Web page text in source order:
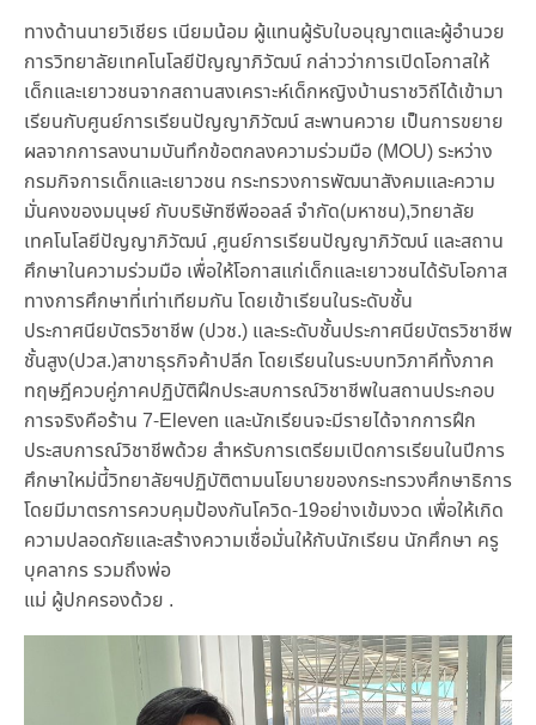
ทางด้านนายวิเชียร เนียมน้อม ผู้แทนผู้รับใบอนุญาตและผู้อำนวย
การวิทยาลัยเทคโนโลยีปัญญาภิวัฒน์ กล่าวว่าการเปิดโอกาสให้
เด็กและเยาวชนจากสถานสงเคราะห์เด็กหญิงบ้านราชวิถีได้เข้ามา
เรียนกับศูนย์การเรียนปัญญาภิวัฒน์ สะพานควาย เป็นการขยาย
ผลจากการลงนามบันทึกข้อตกลงความร่วมมือ (MOU) ระหว่าง
กรมกิจการเด็กและเยาวชน กระทรวงการพัฒนาสังคมและความ
มั่นคงของมนุษย์ กับบริษัทซีพีออลล์ จำกัด(มหาชน),วิทยาลัย
เทคโนโลยีปัญญาภิวัฒน์ ,ศูนย์การเรียนปัญญาภิวัฒน์ และสถาน
ศึกษาในความร่วมมือ เพื่อให้โอกาสแก่เด็กและเยาวชนได้รับโอกาส
ทางการศึกษาที่เท่าเทียมกัน โดยเข้าเรียนในระดับชั้น
ประกาศนียบัตรวิชาชีพ (ปวช.) และระดับชั้นประกาศนียบัตรวิชาชีพ
ชั้นสูง(ปวส.)สาขาธุรกิจค้าปลีก โดยเรียนในระบบทวิภาคีทั้งภาค
ทฤษฎีควบคู่ภาคปฏิบัติฝึกประสบการณ์วิชาชีพในสถานประกอบ
การจริงคือร้าน 7-Eleven และนักเรียนจะมีรายได้จากการฝึก
ประสบการณ์วิชาชีพด้วย สำหรับการเตรียมเปิดการเรียนในปีการ
ศึกษาใหม่นี้วิทยาลัยฯปฏิบัติตามนโยบายของกระทรวงศึกษาธิการ
โดยมีมาตรการควบคุมป้องกันโควิด-19อย่างเข้มงวด เพื่อให้เกิด
ความปลอดภัยและสร้างความเชื่อมั่นให้กับนักเรียน นักศึกษา ครู
บุคลากร รวมถึงพ่อ
แม่ ผู้ปกครองด้วย .